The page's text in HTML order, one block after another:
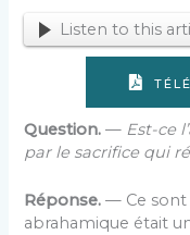
Listen to this
Question. — Est-ce
par le sacrifice qui
Réponse. — Ce sont
abrahamique était